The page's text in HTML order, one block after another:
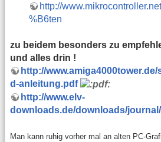
http://
%B6ten
zu beidem besonders zu
und alles drin !
http://
d-anleitung.pdf
http://www.elv-
downloads.de/downloads/
Man kann ruhig vorher mal an alten PC-